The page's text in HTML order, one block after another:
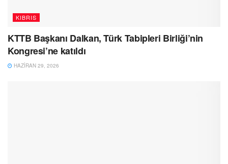
KIBRIS
KTTB Başkanı Dalkan, Türk Tabipleri Birliği’nin
Kongresi’ne katıldı
HAZIRAN 29, 2026